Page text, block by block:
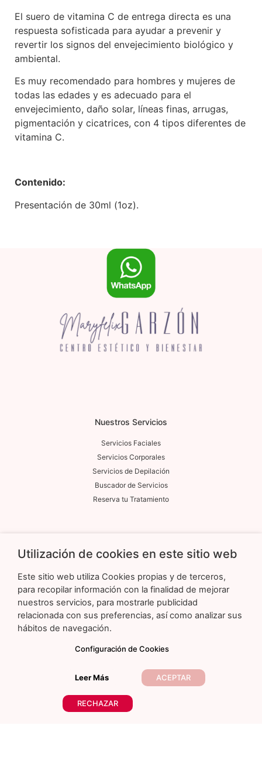
El suero de vitamina C de entrega directa es una
respuesta sofisticada para ayudar a prevenir y
revertir los signos del envejecimiento biológico y
ambiental.
Es muy recomendado para hombres y mujeres de
todas las edades y es adecuado para el
envejecimiento, daño solar, líneas finas, arrugas,
pigmentación y cicatrices, con 4 tipos diferentes de
vitamina C.
Contenido:
Presentación de 30ml (1oz).
Nuestros Servicios
Servicios Faciales
Servicios Corporales
Servicios de Depilación
Buscador de Servicios
Reserva tu Tratamiento
Aviso Legal
Términos y Condiciones
Política de Privacidad
Política de Cookies
Cuenta Usuario
Contacto
Calle Duque de Sesto, 50. Local 3 Madrid 28009
+34 692 43 55 07
Utilización de cookies en este sitio web
Este sitio web utiliza Cookies propias y de terceros,
para recopilar información con la finalidad de mejorar
nuestros servicios, para mostrarle publicidad
relacionada con sus preferencias, así como analizar sus
hábitos de navegación.
Configuración de Cookies
Leer Más ACEPTAR
RECHAZAR